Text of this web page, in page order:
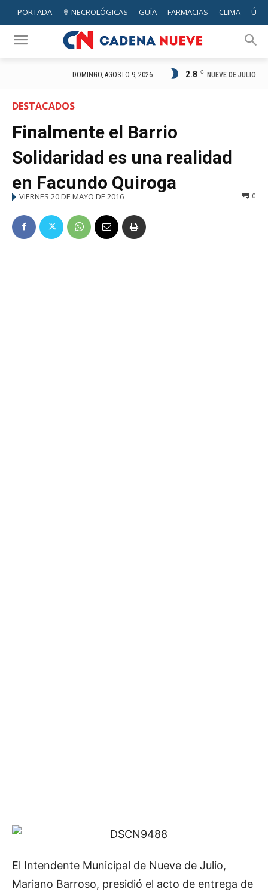
PORTADA ✟ NECROLÓGICAS GUÍA FARMACIAS CLIMA
DOMINGO, AGOSTO 9, 2026 2.8 C NUEVE DE JULIO
DESTACADOS
Finalmente el Barrio
Solidaridad es una realidad
en Facundo Quiroga
VIERNES 20 DE MAYO DE 2016 0
El Intendente Municipal de Nueve de Julio,
Mariano Barroso, presidió el acto de entrega de